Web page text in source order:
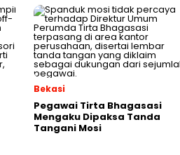
Bekasi
Pegawai Tirta Bhagasasi
Mengaku Dipaksa Tanda
Tangani Mosi